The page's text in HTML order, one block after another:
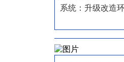
系统：升级改造